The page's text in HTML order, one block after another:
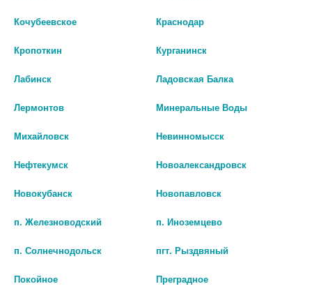
БИО АГЛФ №148 ст.Григорополисская ул.Орджоникидзе зд 43 пом 1
цена: 361 руб.
Кочубеевское Краснодар
Кропоткин Курганинск
Лабинск Ладовская Балка
Лермонтов Минеральные Воды
Михайловск Невинномысск
Нефтекумск Новоалександровск
Новокубанск Новопавловск
п. Железноводский п. Иноземцево
п. Солнечнодольск пгт. Рыздвяный
Покойное Преградное